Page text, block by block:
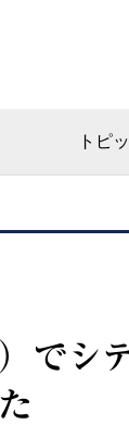
トピ
でシ